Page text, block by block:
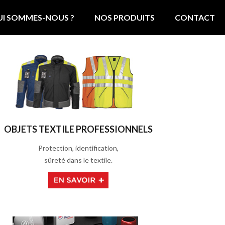
SOMMES-NOUS ? NOS PRODUITS CONTACT
service
OBJETS TEXTILE PROFESSIONNELS
Protection, identification,
sûreté dans le textile.